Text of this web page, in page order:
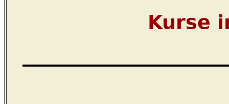
Kurse